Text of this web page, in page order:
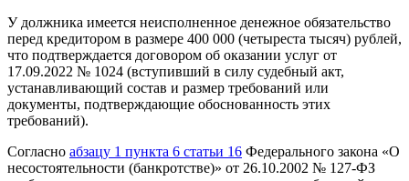
У должника имеется неисполненное денежное обязательство
перед кредитором в размере 400 000 (четыреста тысяч) рублей,
что подтверждается договором об оказании услуг от
17.09.2022 № 1024 (вступивший в силу судебный акт,
устанавливающий состав и размер требований или
документы, подтверждающие обоснованность этих
требований).
Согласно абзацу 1 пункта 6 статьи 16 Федерального закона «О
несостоятельности (банкротстве)» от 26.10.2002 № 127-ФЗ